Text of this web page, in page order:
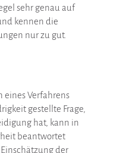
sehr genau auf
kennen die
nur zu gut.
eines Verfahrens
gestellte Frage,
hat, kann in
beantwortet
der